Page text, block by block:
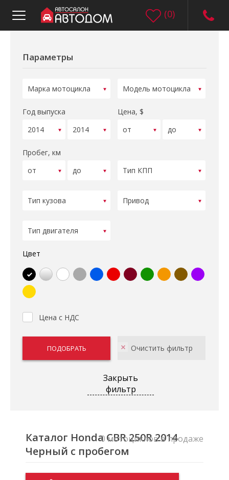
(0)
Параметры
Год выпуска Цена, $
Пробег, км
Цвет
Цена с НДС
Закрыть
фильтр
Каталог Honda CBR 250R 2014
Черный с пробегом
0 мотоциклов в продаже